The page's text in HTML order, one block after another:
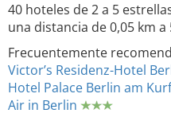
40 hoteles de 2 a 5
una distancia de 0,05 km a
Frecuentemente
Victor’s Residenz-Hotel
Hotel Palace Berlin am
Air in Berlin